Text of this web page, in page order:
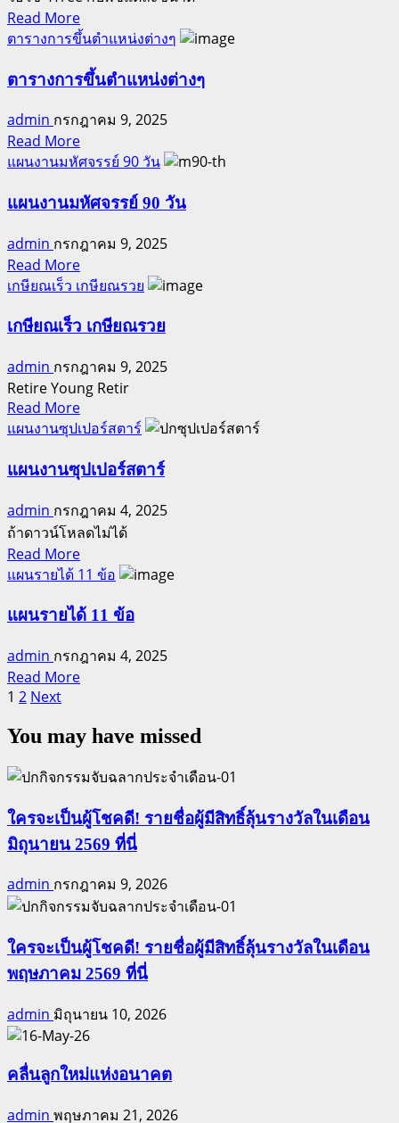
เที่ยว
เยอรมนี
Read MoreRead
more
คู่มือ
ใช้
4Tree
ตารางการขึ้นตำแหน่งต่างๆ
ตารางการขึ้นตำแหน่งต่างๆ
admin กรกฎาคม 9, 2025
Read MoreRead
more
ตาราง
ขึ้น
ตำแหน่ง
ต่างๆ
แผนงานมหัศจรรย์ 90 วัน
แผนงานมหัศจรรย์ 90 วัน
admin กรกฎาคม 9, 2025
Read MoreRead
more
แผน
มหัศจรรย์
90
วัน
เกษียณเร็ว เกษียณรวย
เกษียณเร็ว เกษียณรวย
admin กรกฎาคม 9, 2025
Retire Young Retir
Read MoreRead
more
เกษียณ
เกษียณ
รวย
แผนงานซุปเปอร์สตาร์
แผนงานซุปเปอร์สตาร์
admin กรกฎาคม 4, 2025
ถ้าดาวน์โหลดไม่ได้
Read MoreRead
more
แผน
ซุป
เปอร์
ตาร์
แผนรายได้ 11 ข้อ
แผนรายได้ 11 ข้อ
admin กรกฎาคม 4, 2025
Read MoreRead
แผน
ได้
ข้อ
Posts
1 2 Next
You may have missed
ใครจะเป็นผู้โชคดี! รายชื่อผู้มีสิทธิ์ลุ้นรางวัลในเดือน
มิถุนายน 2569 ที่นี่
admin กรกฎาคม 9, 2026
ใครจะเป็นผู้โชคดี! รายชื่อผู้มีสิทธิ์ลุ้นรางวัลในเดือน
พฤษภาคม 2569 ที่นี่
admin มิถุนายน 10, 2026
คลื่นลูกใหม่แห่งอนาคต
admin พฤษภาคม 21, 2026